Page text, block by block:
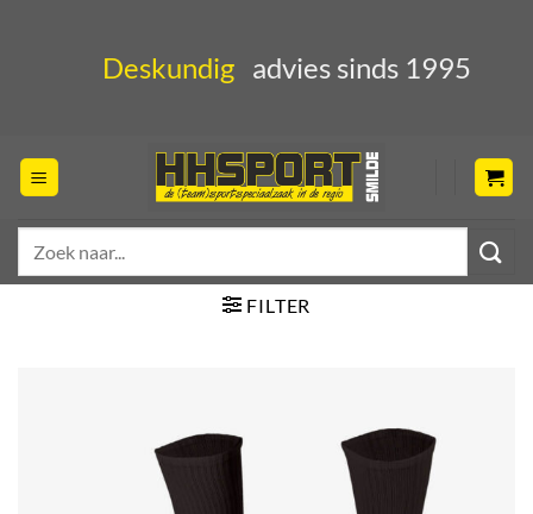
Deskundig advies sinds 1995
FILTER